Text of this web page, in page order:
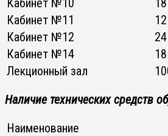
Кабинет №11
12
Кабинет №12
24
Кабинет №14
18
Лекционный зал
Наличие технических средств
Наименование